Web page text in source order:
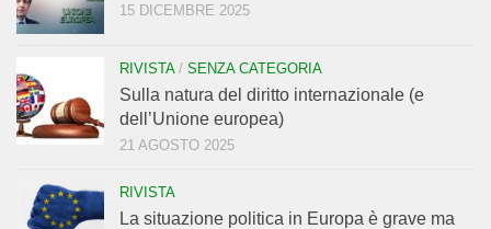
15 DICEMBRE 2025
RIVISTA/ SENZA CATEGORIA
Sulla natura del diritto internazionale (e
dell’Unione europea)
21 AGOSTO 2025
RIVISTA
La situazione politica in Europa è grave ma